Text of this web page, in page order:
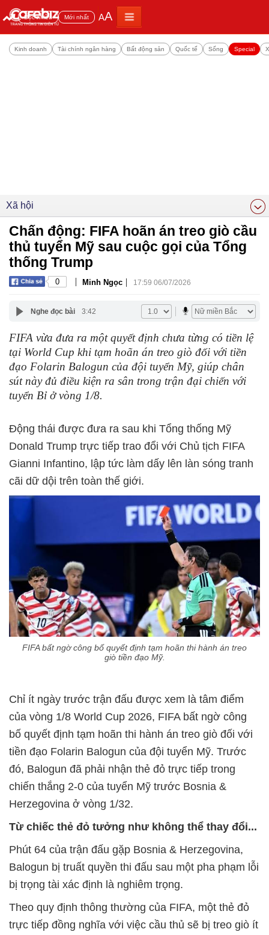
Đọc nhiều Mới nhất AA
Kinh doanh Tài chính ngân hàng Bất động sản Quốc tế Sống Special
Xã hội
Chấn động: FIFA hoãn án treo giò cầu
thủ tuyển Mỹ sau cuộc gọi của Tổng
thống Trump
0 | Minh Ngọc | 17:59 06/07/2026
Nghe đọc bài 3:42
FIFA vừa đưa ra một quyết định chưa từng có tiền lệ
tại World Cup khi tạm hoãn án treo giò đối với tiền
đạo Folarin Balogun của đội tuyển Mỹ, giúp chân
sút này đủ điều kiện ra sân trong trận đại chiến với
tuyển Bỉ ở vòng 1/8.
Động thái được đưa ra sau khi Tổng thống Mỹ
Donald Trump trực tiếp trao đổi với Chủ tịch FIFA
Gianni Infantino, lập tức làm dấy lên làn sóng tranh
cãi dữ dội trên toàn thế giới.
FIFA bất ngờ công bố quyết định tạm hoãn thi hành án treo
giò tiền đạo Mỹ.
Chỉ ít ngày trước trận đấu được xem là tâm điểm
của vòng 1/8 World Cup 2026, FIFA bất ngờ công
bố quyết định tạm hoãn thi hành án treo giò đối với
tiền đạo Folarin Balogun của đội tuyển Mỹ. Trước
đó, Balogun đã phải nhận thẻ đỏ trực tiếp trong
chiến thắng 2-0 của tuyển Mỹ trước Bosnia &
Herzegovina ở vòng 1/32.
Từ chiếc thẻ đỏ tưởng như không thể thay đổi...
Phút 64 của trận đấu gặp Bosnia & Herzegovina,
Balogun bị truất quyền thi đấu sau một pha phạm lỗi
bị trọng tài xác định là nghiêm trọng.
Theo quy định thông thường của FIFA, một thẻ đỏ
trực tiếp đồng nghĩa với việc cầu thủ sẽ bị treo giò ít